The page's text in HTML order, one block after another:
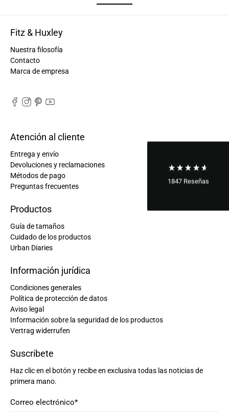
1847 Reseñas
Fitz & Huxley
Nuestra filosofía
Contacto
Marca de empresa
Atención al cliente
Entrega y envío
Devoluciones y reclamaciones
Métodos de pago
Preguntas frecuentes
Productos
Guía de tamaños
Cuidado de los productos
Urban Diaries
Información jurídica
Condiciones generales
Política de protección de datos
Aviso legal
Información sobre la seguridad de los productos
Vertrag widerrufen
Suscribete
Haz clic en el botón y recibe en exclusiva todas las noticias de
primera mano.
Correo electrónico*